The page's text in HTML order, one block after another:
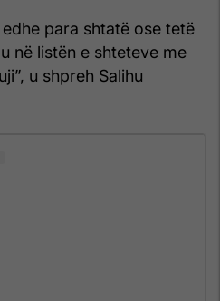
para shtatë ose tetë
në listën e shteteve me
u shpreh Salihu